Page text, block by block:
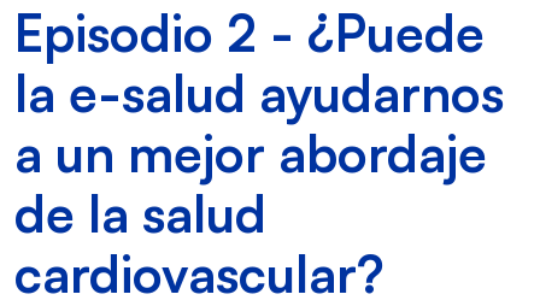
Episodio 2 - ¿Puede
la e-salud ayudarnos
a un mejor abordaje
de la salud
cardiovascular?